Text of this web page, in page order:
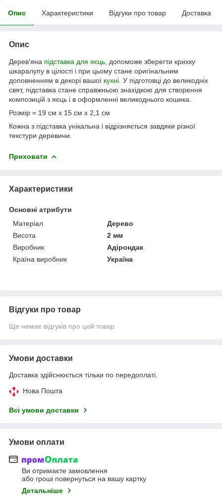
Опис Характеристики Відгуки про товар Доставка
Опис
Дерев'яна підставка для яєць , допоможе зберегти крихку
шкаралупу в цілості і при цьому стане оригінальним
доповненням в декорі вашої кухні . У підготовці до великодніх
свят, підставка стане справжньою знахідкою для створення
композицій з яєць і в оформленні великоднього кошика.
Розмір = 19 см х 15 см х 2,1 см
Кожна з підставка унікальна і відрізняється завдяки різної
текстури деревини.
Приховати
Характеристики
Основні атрибути
Матеріал
Дерево
Висота
2 мм
Виробник
Адірондак
Країна виробник
Україна
Відгуки про товар
Ще немає відгуків про цей товар
Умови доставки
Доставка здійснюється тільки по передоплаті.
Нова Пошта
Всі умови доставки
Умови оплати
Ви отримаєте замовлення
або гроші повернуться на вашу картку
Детальніше